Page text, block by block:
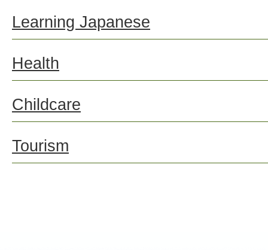
Learning Japanese
Health
Childcare
Tourism